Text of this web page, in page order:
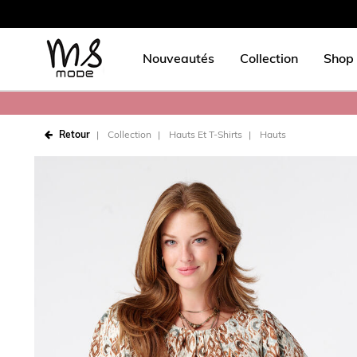
Nouveautés Collection
Retour Collection Hauts Et T-Shirts Hauts